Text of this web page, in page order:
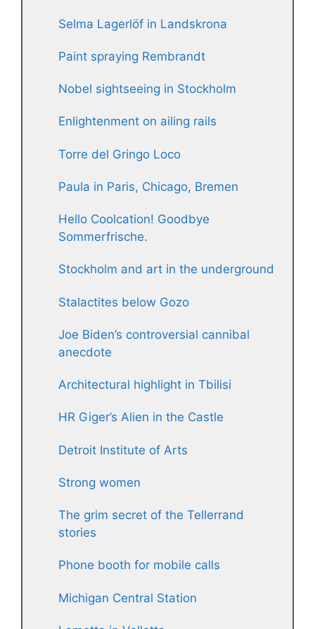
Selma Lagerlöf in Landskrona
Paint spraying Rembrandt
Nobel sightseeing in Stockholm
Enlightenment on ailing rails
Torre del Gringo Loco
Paula in Paris, Chicago, Bremen
Hello Coolcation! Goodbye
Sommerfrische.
Stockholm and art in the underground
Stalactites below Gozo
Joe Biden’s controversial cannibal
anecdote
Architectural highlight in Tbilisi
HR Giger’s Alien in the Castle
Detroit Institute of Arts
Strong women
The grim secret of the Tellerrand
stories
Phone booth for mobile calls
Michigan Central Station